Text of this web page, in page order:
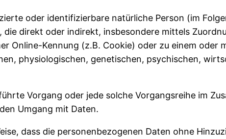
oder identifizierbare natürliche Person (im
direkt oder indirekt, insbesondere mittels
Online-Kennung (z.B. Cookie) oder zu einem oder
physiologischen, genetischen, psychischen,
Vorgang oder jede solche Vorgangsreihe im
Umgang mit Daten.
dass die personenbezogenen Daten ohne